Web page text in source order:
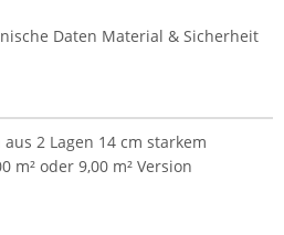
Daten Material & Sicherheit
2 Lagen 14 cm starkem
m² oder 9,00 m² Version